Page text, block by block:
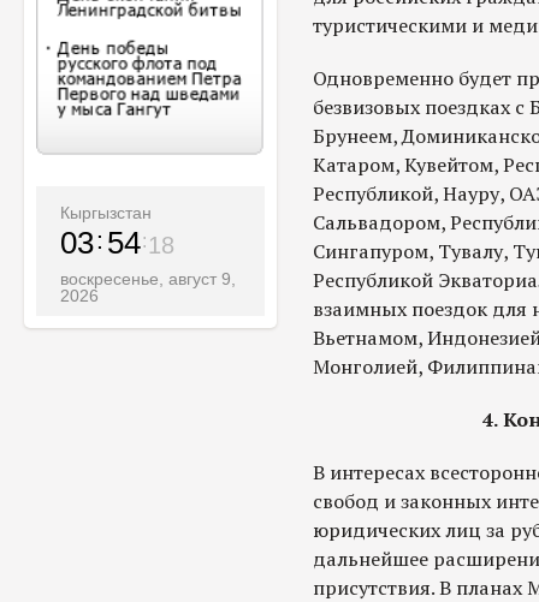
Кыргызстан
03 54 20
воскресенье, август 9,
2026
туристическими и
Одновременно будет
безвизовых поездках
Брунеем,
Катаром, Кувейтом,
Республикой, Науру,
Сальвадором,
Сингапуром, Тувалу,
Республикой
взаимных поездок для
Вьетнамом,
Монголией,
4.
В интересах
свобод и законных
юридических лиц за
дальнейшее
присутствия. В планах